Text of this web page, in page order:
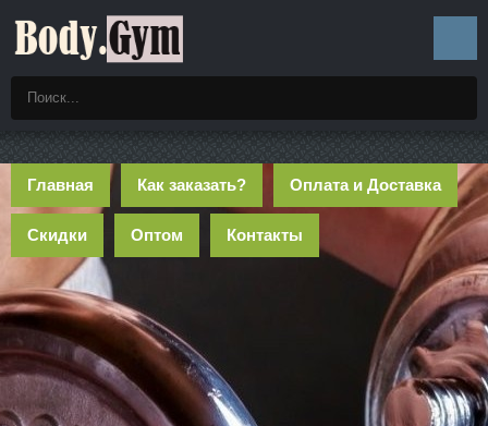
Главная Как заказать? Оплата и Доставка
Скидки Оптом Контакты